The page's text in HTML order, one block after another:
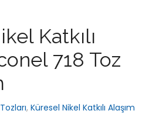
Katkılı
718 Toz
, Küresel Nikel Katkılı Alaşım